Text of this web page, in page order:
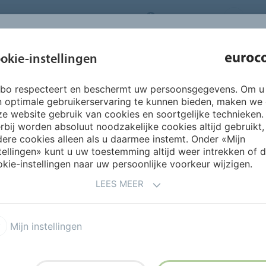
NEDERLANDS
OVER ONS PRODUCTEN
INSPIRATIE &
REFERENTIES
Wandostuc
ZICH LICHTER EN
het assortiment
Dino Brouwer
willen we beslist geen al
instellingen
respecteert en beschermt uw persoonsgegevens. Om u
optimale gebruikerservaring te kunnen bieden, maken we
website gebruik van cookies en soortgelijke technieken.
worden absoluut noodzakelijke cookies altijd gebruikt,
cookies alleen als u daarmee instemt. Onder «Mijn
kunt u uw toestemming altijd weer intrekken of
instellingen naar uw persoonlijke voorkeur wijzigen.
LEES MEER
Mijn instellingen